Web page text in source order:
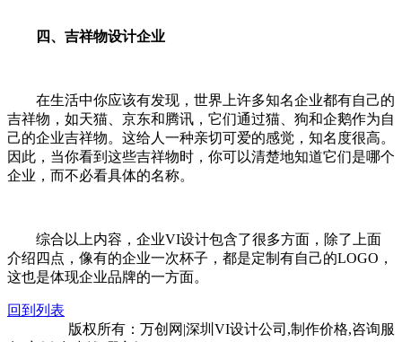
四、吉祥物设计企业
在生活中你应该有发现，世界上许多知名企业都有自己的
吉祥物，如天猫、京东和腾讯，它们通过猫、狗和企鹅作为自
己的企业吉祥物。这给人一种亲切可爱的感觉，知名度很高。
因此，当你看到这些吉祥物时，你可以清楚地知道它们是哪个
企业，而不必看具体的名称。
综合以上内容，企业VI设计包含了很多方面，除了上面
介绍四点，像有的企业一次杯子，都是定制有自己的LOGO，
这也是体现企业品牌的一方面。
回到列表
版权所有：万创网|深圳VI设计公司,制作价格,咨询服